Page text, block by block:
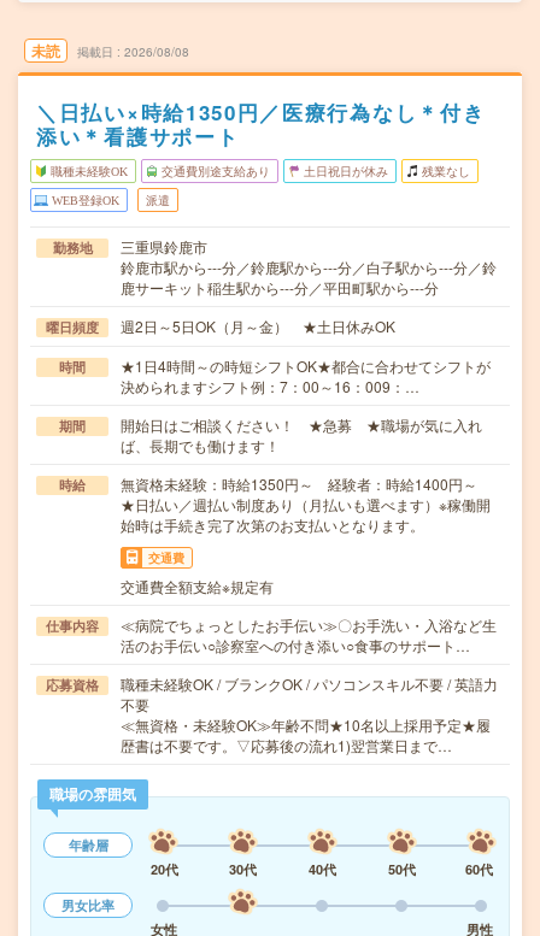
未読 掲載日 2026/08/08
＼日払い×時給1350円／医療行為なし＊付き
添い＊看護サポート
職種未経験OK 交通費別途支給あり 土日祝日が休み 残業なし
WEB登録OK 派遣
勤務地
三重県鈴鹿市
鈴鹿市駅から---分／鈴鹿駅から---分／白子駅から---分／鈴
鹿サーキット稲生駅から---分／平田町駅から---分
曜日頻度 週2日～5日OK（月～金） ★土日休みOK
時間
★1日4時間～の時短シフトOK★都合に合わせてシフトが
決められますシフト例：7：00～16：009：…
期間
開始日はご相談ください！ ★急募 ★職場が気に入れ
ば、長期でも働けます！
時給
無資格未経験：時給1350円～ 経験者：時給1400円～
★日払い／週払い制度あり（月払いも選べます）※稼働開
始時は手続き完了次第のお支払いとなります。
交通費
交通費全額支給※規定有
仕事内容
≪病院でちょっとしたお手伝い≫〇お手洗い・入浴など生
活のお手伝い○診察室への付き添い○食事のサポート…
応募資格
職種未経験OK / ブランクOK / パソコンスキル不要 / 英語力
不要
≪無資格・未経験OK≫年齢不問★10名以上採用予定★履
歴書は不要です。▽応募後の流れ1)翌営業日まで…
職場の雰囲気
年齢層
20代
30代 40代 50代
60代
男女比率
女性
男性